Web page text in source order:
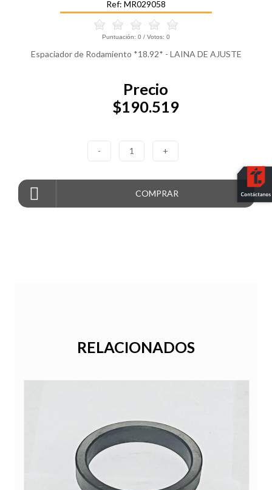
Ref: MR029058
Puntuación: 0 / Votos: 0
Espaciador de Rodamiento *18.92* - LAINA DE AJUSTE
Precio
$190.519
- 1 +
COMPRAR
RELACIONADOS